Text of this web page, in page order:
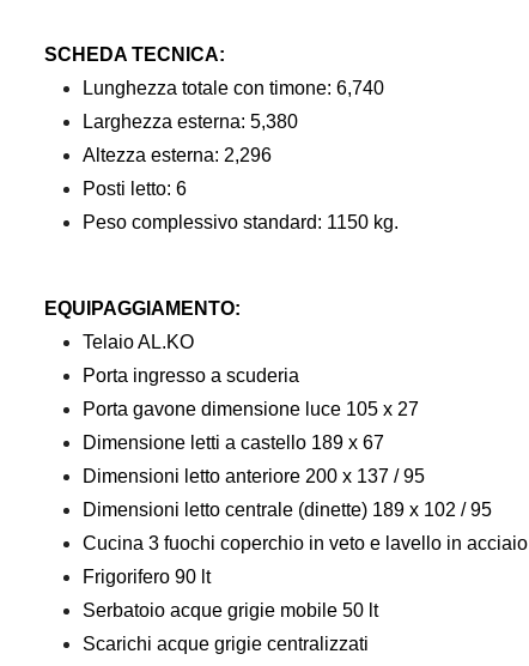
SCHEDA TECNICA:
Lunghezza totale con timone: 6,740
Larghezza esterna: 5,380
Altezza esterna: 2,296
Posti letto: 6
Peso complessivo standard: 1150 kg.
EQUIPAGGIAMENTO:
Telaio AL.KO
Porta ingresso a scuderia
Porta gavone dimensione luce 105 x 27
Dimensione letti a castello 189 x 67
Dimensioni letto anteriore 200 x 137 / 95
Dimensioni letto centrale (dinette) 189 x 102 / 95
Cucina 3 fuochi coperchio in veto e lavello in acciaio
Frigorifero 90 lt
Serbatoio acque grigie mobile 50 lt
Scarichi acque grigie centralizzati